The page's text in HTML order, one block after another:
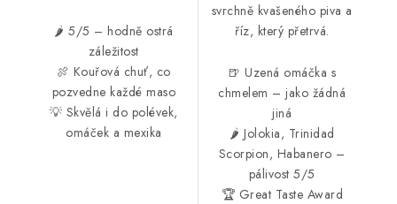
🌶️ 5/5 – hodně ostrá
záležitost
🍖 Kouřová chuť, co
pozvedne každé maso
💡 Skvělá i do polévek,
omáček a mexika
svrchně kvašeného piva a
říz, který přetrvá.
🍺 Uzená omáčka s
chmelem – jako žádná
jiná
🌶️ Jolokia, Trinidad
Scorpion, Habanero –
pálivost 5/5
🏆 Great Taste Award